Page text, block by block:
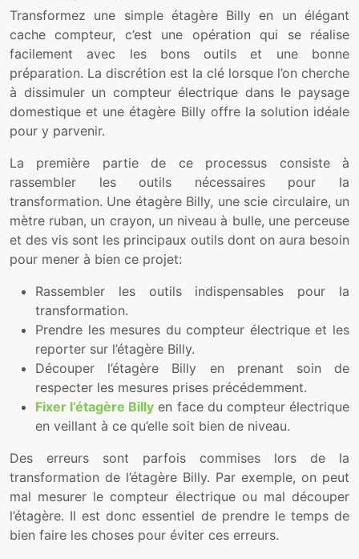
Transformez une simple étagère Billy en un élégant
cache compteur, c’est une opération qui se réalise
facilement avec les bons outils et une bonne
préparation. La discrétion est la clé lorsque l’on cherche
à dissimuler un compteur électrique dans le paysage
domestique et une étagère Billy offre la solution idéale
pour y parvenir.
La première partie de ce processus consiste à
rassembler les outils nécessaires pour la
transformation. Une étagère Billy, une scie circulaire, un
mètre ruban, un crayon, un niveau à bulle, une perceuse
et des vis sont les principaux outils dont on aura besoin
pour mener à bien ce projet:
Rassembler les outils indispensables pour la
transformation.
Prendre les mesures du compteur électrique et les
reporter sur l’étagère Billy.
Découper l’étagère Billy en prenant soin de
respecter les mesures prises précédemment.
Fixer l’étagère Billy en face du compteur électrique
en veillant à ce qu’elle soit bien de niveau.
Des erreurs sont parfois commises lors de la
transformation de l’étagère Billy. Par exemple, on peut
mal mesurer le compteur électrique ou mal découper
l’étagère. Il est donc essentiel de prendre le temps de
bien faire les choses pour éviter ces erreurs.